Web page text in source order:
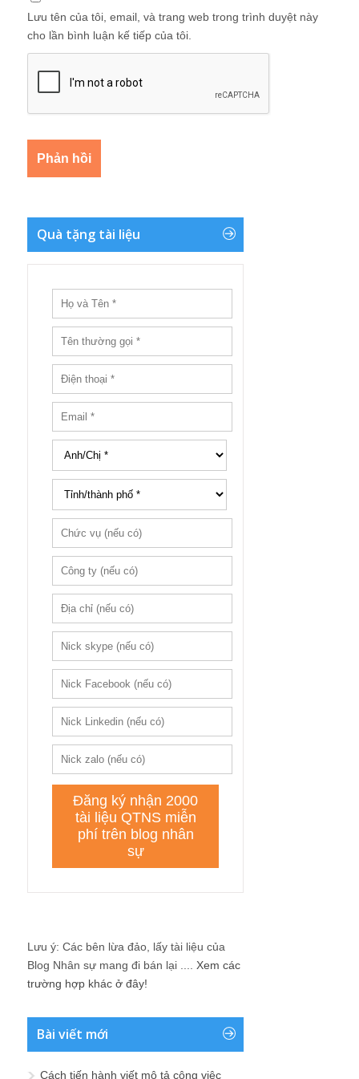
Lưu tên của tôi, email, và trang web trong trình duyệt này
cho lần bình luận kế tiếp của tôi.
Quà tặng tài liệu
Lưu ý: Các bên lừa đảo, lấy tài liệu của
Blog Nhân sự mang đi bán lại .... Xem các
trường hợp khác ở đây!
Bài viết mới
Cách tiến hành viết mô tả công việc